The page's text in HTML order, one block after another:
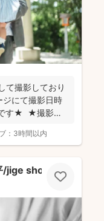
て撮影しており
にて撮影日時
です★ ★撮影に
： 3時間以内
/jige shohe）